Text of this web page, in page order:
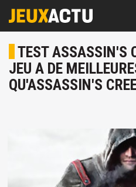
TEST ASSASSIN'S
JEU A DE
QU'ASSASSIN'S